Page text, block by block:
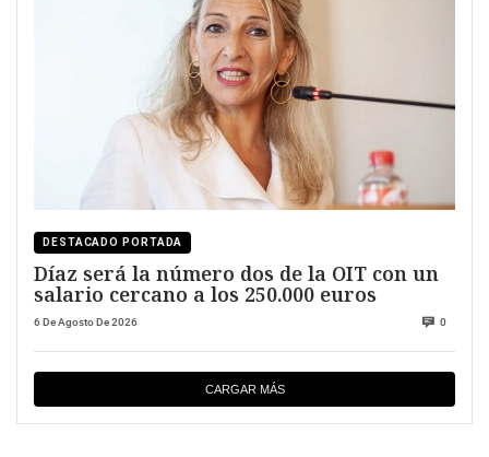
DESTACADO PORTADA
Díaz será la número dos de la OIT con un
salario cercano a los 250.000 euros
6 De Agosto De 2026 0
CARGAR MÁS